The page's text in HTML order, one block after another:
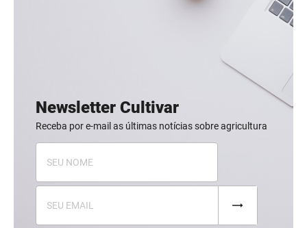
Newsletter Cultivar
Receba por e-mail as últimas notícias sobre agricultura